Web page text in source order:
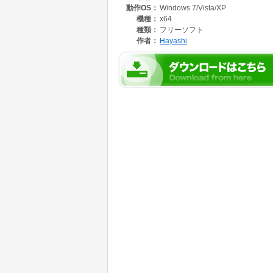
【注意事項】
※このツールは結果を保証するものではありま
※このツールはFrameWork3.5が必要になりま
動作OS： Windows 7/Vista/XP
機種： x64
種類： フリーソフト
作者： Hayashi